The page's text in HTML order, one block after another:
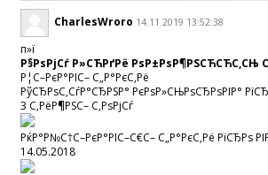
CharlesWroro 14.11.2019 13:52:38
п»ї
Р§РѕРјСѓ Р»СЋРґРё РѕР±РѕР¶РЅСЋСЋС‚СЊ
Р¦С–РєР°РІС– С„Р°РєС‚Рё
РўСЂРѕС‚СѓР°СЂРЅР° РєРѕР»СЊРѕСЂРѕРІР°
3 С‚РёР¶РЅС– С‚РѕРјСѓ
РќР°Р№С†С–РєР°РІС–С€С– С„Р°РєС‚Рё РїСЂРѕ
14.05.2018